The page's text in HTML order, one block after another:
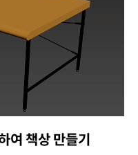
여 책상 만들기